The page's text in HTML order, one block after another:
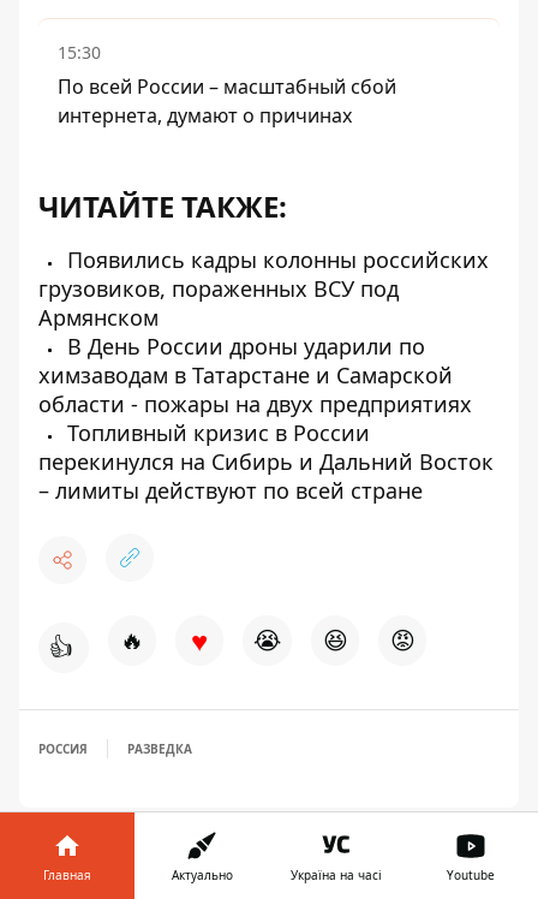
15:30
По всей России – масштабный сбой
интернета, думают о причинах
ЧИТАЙТЕ ТАКЖЕ:
Появились кадры колонны российских
грузовиков, пораженных ВСУ под
Армянском
В День России дроны ударили по
химзаводам в Татарстане и Самарской
области - пожары на двух предприятиях
Топливный кризис в России
перекинулся на Сибирь и Дальний Восток
– лимиты действуют по всей стране
👍 🔥 ♥ 😭 😆 😡
РОССИЯ РАЗВЕДКА
Главная Актуально Україна на часі Youtube